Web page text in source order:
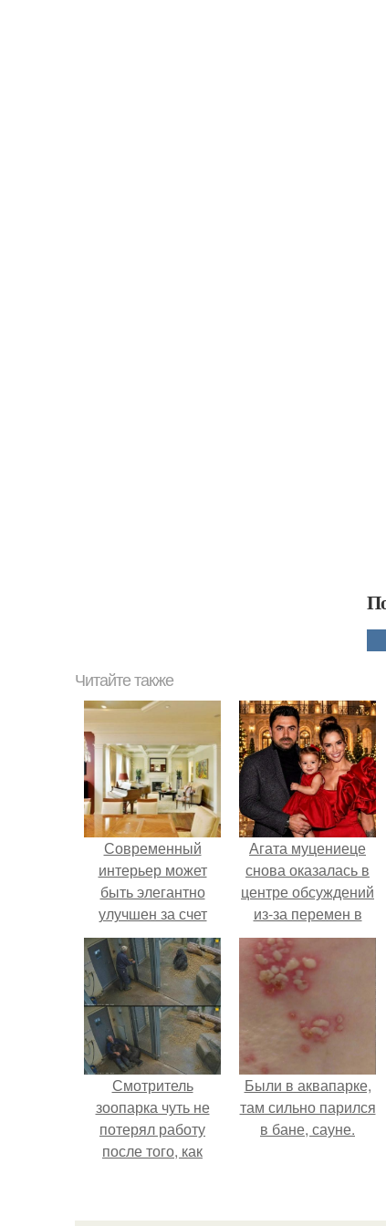
Читайте также
Современный
интерьер может
быть элегантно
улучшен за счет
добавления
классической арки
Агата муцениеце
снова оказалась в
центре обсуждений
из-за перемен в
личной жизни.
Смотритель
зоопарка чуть не
потерял работу
после того, как
пробирается в
Были в аквапарке,
там сильно парился
в бане, сауне.